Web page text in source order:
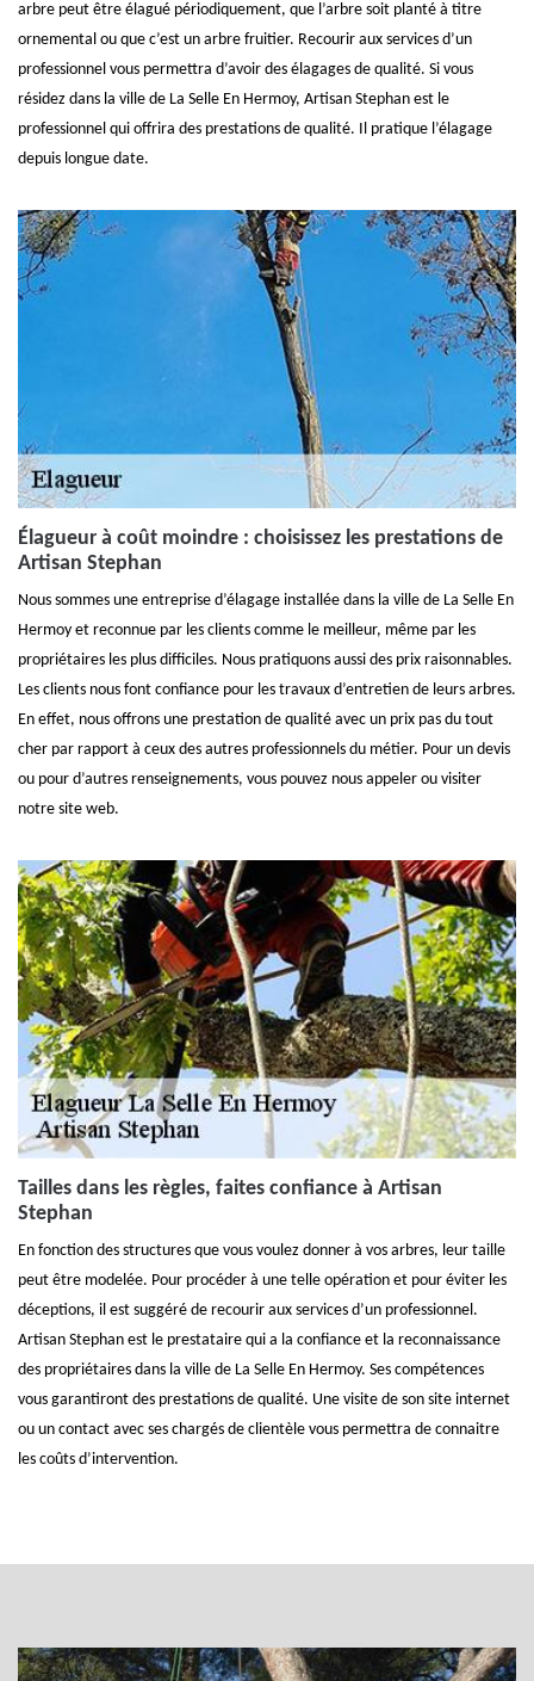
arbre peut être élagué périodiquement, que l’arbre soit planté à titre
ornemental ou que c’est un arbre fruitier. Recourir aux services d’un
professionnel vous permettra d’avoir des élagages de qualité. Si vous
résidez dans la ville de La Selle En Hermoy, Artisan Stephan est le
professionnel qui offrira des prestations de qualité. Il pratique l’élagage
depuis longue date.
Élagueur à coût moindre : choisissez les prestations de
Artisan Stephan
Nous sommes une entreprise d’élagage installée dans la ville de La Selle En
Hermoy et reconnue par les clients comme le meilleur, même par les
propriétaires les plus difficiles. Nous pratiquons aussi des prix raisonnables.
Les clients nous font confiance pour les travaux d’entretien de leurs arbres.
En effet, nous offrons une prestation de qualité avec un prix pas du tout
cher par rapport à ceux des autres professionnels du métier. Pour un devis
ou pour d’autres renseignements, vous pouvez nous appeler ou visiter
notre site web.
Tailles dans les règles, faites confiance à Artisan
Stephan
En fonction des structures que vous voulez donner à vos arbres, leur taille
peut être modelée. Pour procéder à une telle opération et pour éviter les
déceptions, il est suggéré de recourir aux services d’un professionnel.
Artisan Stephan est le prestataire qui a la confiance et la reconnaissance
des propriétaires dans la ville de La Selle En Hermoy. Ses compétences
vous garantiront des prestations de qualité. Une visite de son site internet
ou un contact avec ses chargés de clientèle vous permettra de connaitre
les coûts d’intervention.